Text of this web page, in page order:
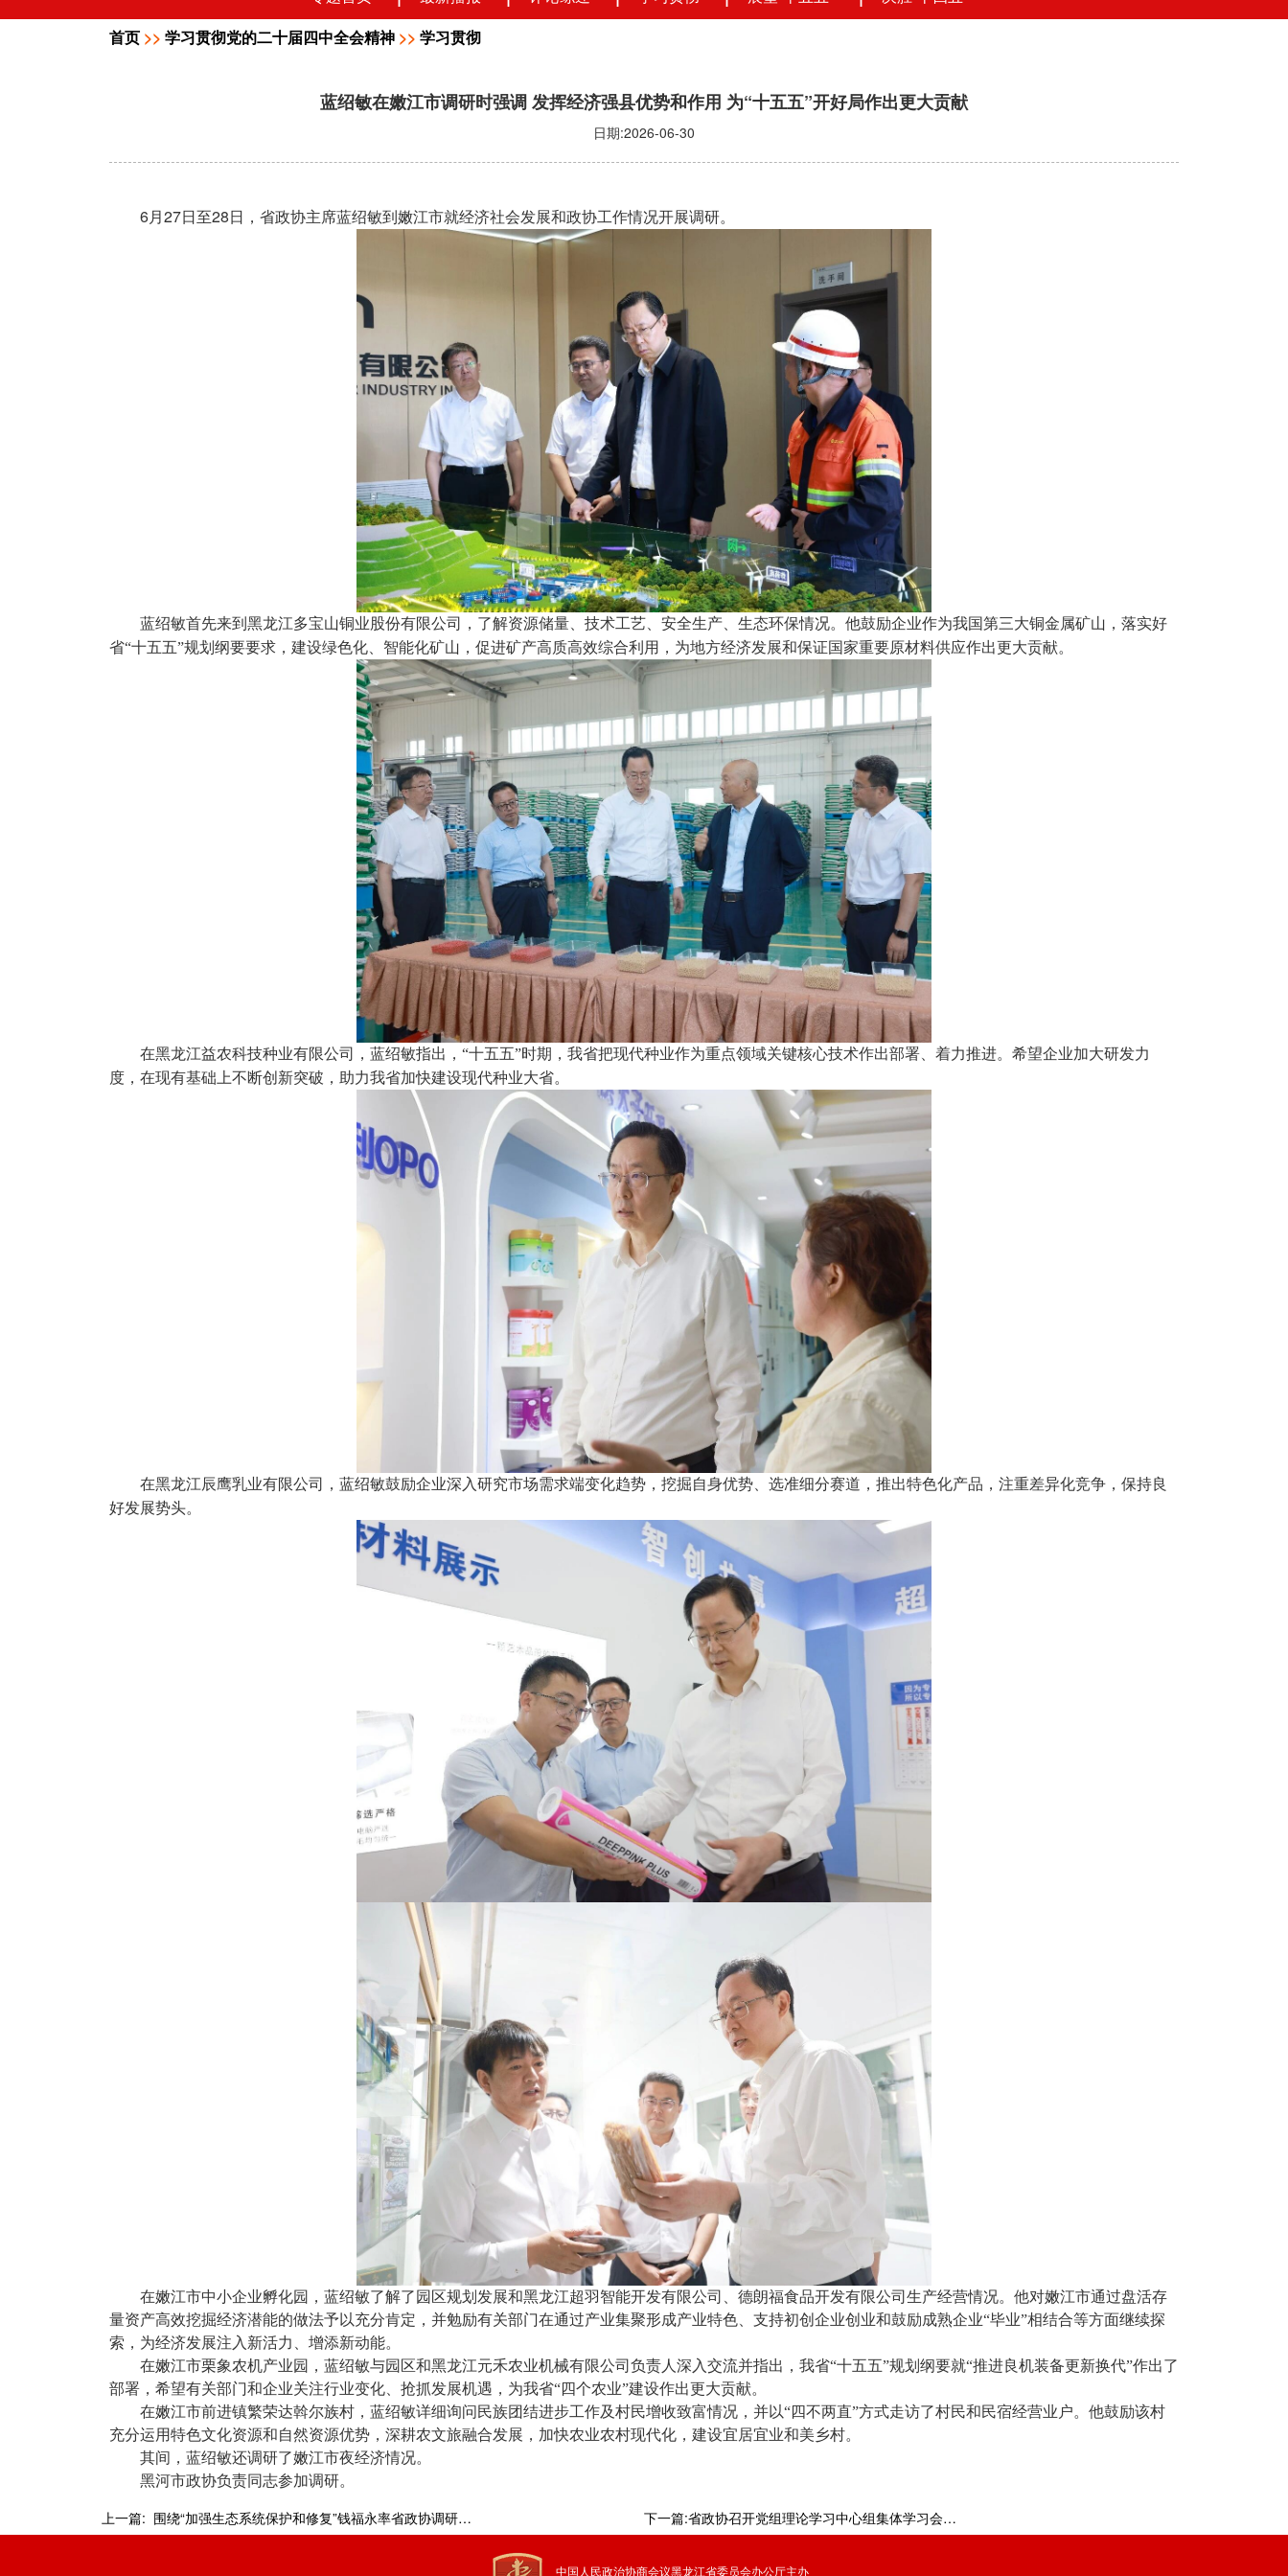
首页 >> 学习贯彻党的二十届四中全会精神 >> 学习贯彻
蓝绍敏在嫩江市调研时强调 发挥经济强县优势和作用 为“十五五”开好局作出更大贡献
日期:2026-06-30
6月 27日至28 日，省政协主席蓝绍敏到嫩江市就经济社会发展和政协工作情况开展调研。
蓝绍敏首先来到黑龙江多宝山铜业股份有限公司，了解资源储量、技术工艺、安全生产、生态环保情况。他鼓励企业作为我国第三大铜金属矿山，落实好
省“十五五”规划纲要要求，建设绿色化、智能化矿山，促进矿产高质高效综合利用，为地方经济发展和保证国家重要原材料供应作出更大贡献。
在黑龙江益农科技种业有限公司，蓝绍敏指出，“十五五”时期，我省把现代种业作为重点领域关键核心技术作出部署、着力推进。希望企业加大研发力
度，在现有基础上不断创新突破，助力我省加快建设现代种业大省。
在黑龙江辰鹰乳业有限公司，蓝绍敏鼓励企业深入研究市场需求端变化趋势，挖掘自身优势、选准细分赛道，推出特色化产品，注重差异化竞争，保持良
好发展势头。
在嫩江市中小企业孵化园，蓝绍敏了解了园区规划发展和黑龙江超羽智能开发有限公司、德朗福食品开发有限公司生产经营情况。他对嫩江市通过盘活存
量资产高效挖掘经济潜能的做法予以充分肯定，并勉励有关部门在通过产业集聚形成产业特色、支持初创企业创业和鼓励成熟企业“毕业”相结合等方面继续探
索，为经济发展注入新活力、增添新动能。
在嫩江市栗象农机产业园，蓝绍敏与园区和黑龙江元禾农业机械有限公司负责人深入交流并指出，我省“十五五”规划纲要就“推进良机装备更新换代”作出了
部署，希望有关部门和企业关注行业变化、抢抓发展机遇，为我省“四个农业”建设作出更大贡献。
在嫩江市前进镇繁荣达斡尔族村，蓝绍敏详细询问民族团结进步工作及村民增收致富情况，并以“四不两直”方式走访了村民和民宿经营业户。他鼓励该村
充分运用特色文化资源和自然资源优势，深耕农文旅融合发展，加快农业农村现代化，建设宜居宜业和美乡村。
其间，蓝绍敏还调研了嫩江市夜经济情况。
黑河市政协负责同志参加调研。
上一篇: 围绕“加强生态系统保护和修复”钱福永率省政协调研组赴内蒙古自治区、甘肃省开展专题调研 下一篇:省政协召开党组理论学习中心组集体学习会议和主席会议 蓝绍敏主持并讲话
中国人民政治协商会议黑龙江省委员会办公厅主办